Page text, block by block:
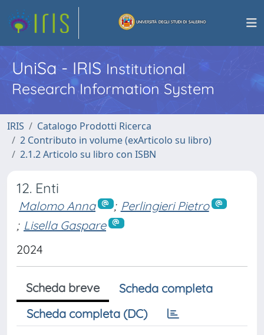
UniSa - IRISInstitutional
Research Information System
IRIS
Catalogo Prodotti Ricerca
2 Contributo in volume (exArticolo su libro)
2.1.2 Articolo su libro con ISBN
12. Enti
Malomo Anna ; Perlingieri Pietro
; Lisella Gaspare
2024
Scheda breve
Scheda completa
Scheda completa (DC)